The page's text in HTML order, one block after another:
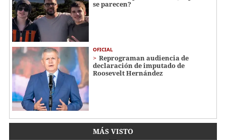
se parecen?
OFICIAL
Reprograman audiencia de
declaración de imputado de
Roosevelt Hernández
MÁS VISTO